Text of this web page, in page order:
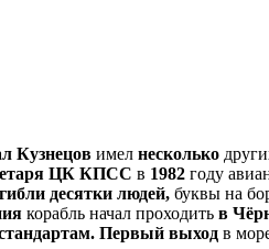
Кузнецов имел несколько
ЦК КПСС в 1982 году
десятки людей, буквы на
корабль начал проходить в
Первый выход в